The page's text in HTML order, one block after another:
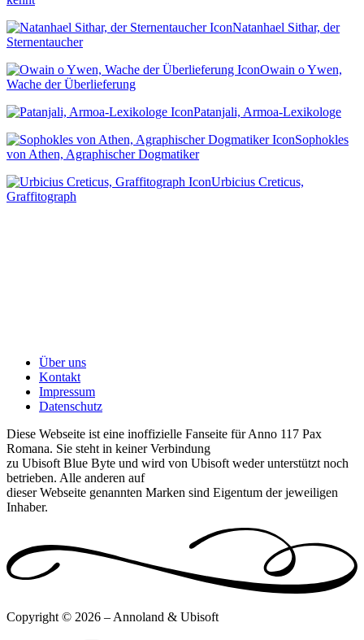
Natanhael Sithar, der
Sternentaucher
Owain o Ywen,
Wache der Überlieferung
Patanjali, Armoa-Lexikologe
Sophokles
von Athen, Agraphischer Dogmatiker
Urbicius Creticus,
Graffitograph
Über uns
Kontakt
Impressum
Datenschutz
Diese Webseite ist eine inoffizielle Fanseite für Anno 117 Pax
Romana. Sie steht in keiner Verbindung
zu Ubisoft Blue Byte und wird von Ubisoft weder unterstützt noch
betrieben. Alle anderen auf
dieser Webseite genannten Marken sind Eigentum der jeweiligen
Inhaber.
Copyright © 2026 – Annoland & Ubisoft